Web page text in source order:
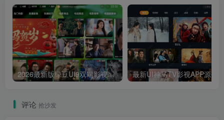
2026最新版绿豆UI9双端影视APP源码
评论 抢沙发